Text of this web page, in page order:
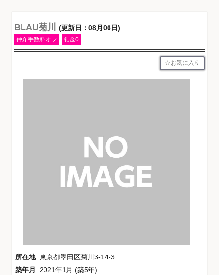
BLAU菊川 (更新日：08月06日)
仲介手数料オフ 礼金0
お気に入り
所在地 東京都墨田区菊川3-14-3
築年月
2021年1月 (築5年)